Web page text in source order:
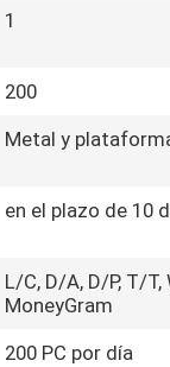
1
200
Metal y
en el plazo de 10
L/C, D/A, D/P, T/
MoneyGram
200 PC por día